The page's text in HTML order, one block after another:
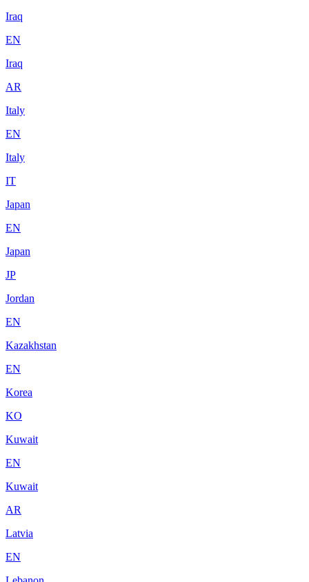
Iraq
EN
Iraq
AR
Italy
EN
Italy
IT
Japan
EN
Japan
JP
Jordan
EN
Kazakhstan
EN
Korea
KO
Kuwait
EN
Kuwait
AR
Latvia
EN